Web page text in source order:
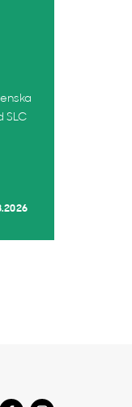
SLC